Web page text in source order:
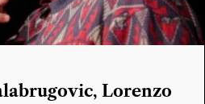
Lorenzo